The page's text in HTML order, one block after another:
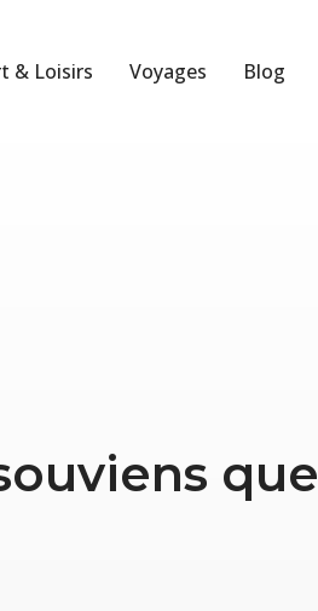
& Loisirs Voyages Blog
que